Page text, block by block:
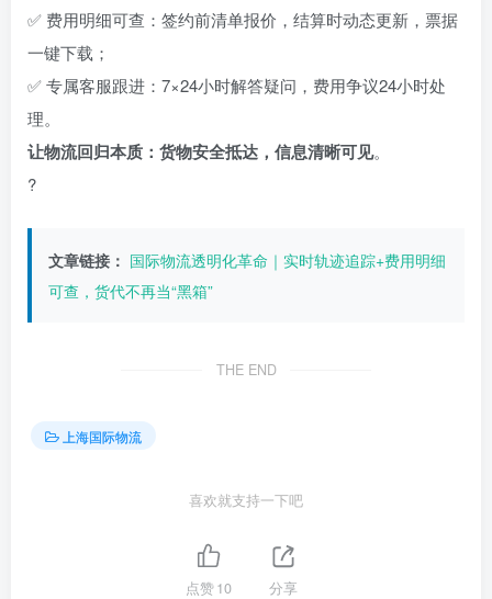
✅ 费用明细可查：签约前清单报价，结算时动态更新，票据
一键下载；
✅ 专属客服跟进：7×24小时解答疑问，费用争议24小时处
理。
让物流回归本质：货物安全抵达，信息清晰可见。
?
文章链接： 国际物流透明化革命｜实时轨迹追踪+费用明细
可查，货代不再当“黑箱”
THE END
上海国际物流
喜欢就支持一下吧
点赞10 分享